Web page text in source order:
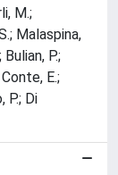
M.;
Malaspina,
P.;
E.;
P.; Di